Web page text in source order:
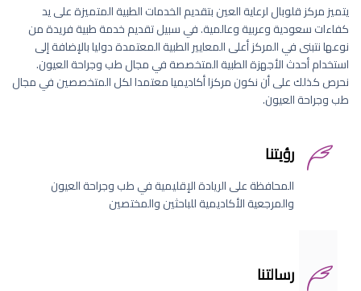
يتميز مركز قلوبال لرعاية العين بتقديم الخدمات الطبية المتميزة على يد
كفاءات سعودية وعربية وعالمية. في سبيل تقديم خدمة طبية فريدة من
نوعها نتبنى في المركز أعلى المعايير الطبية المعتمدة دوليا بالإضافة إلى
استخدام أحدث الأجهزة الطبية المتخصصة في مجال طب وجراحة العيون.
نحرص كذلك على أن نكون مركزا أكاديميا معتمدا لكل المتخصصين في مجال
طب وجراحة العيون.
رؤيتنا
المحافظة على الريادة الإقليمية في طب وجراحة العيون
والمرجعية الأكاديمية للباحثين والمختصين
رسالتنا